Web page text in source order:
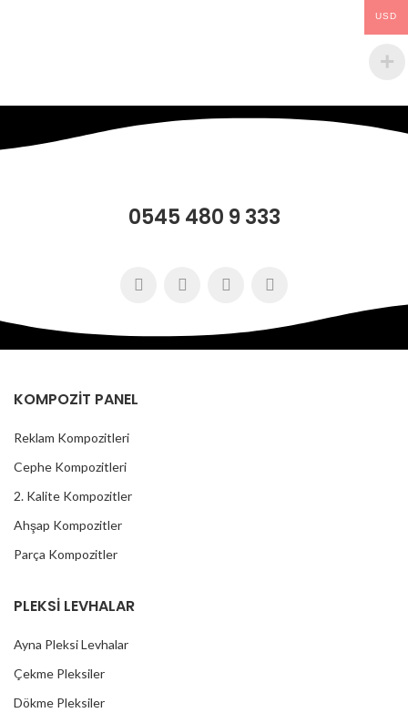
0545 480 9 333
KOMPOZİT PANEL
Reklam Kompozitleri
Cephe Kompozitleri
2. Kalite Kompozitler
Ahşap Kompozitler
Parça Kompozitler
PLEKSİ LEVHALAR
Ayna Pleksi Levhalar
Çekme Pleksiler
Dökme Pleksiler
USD